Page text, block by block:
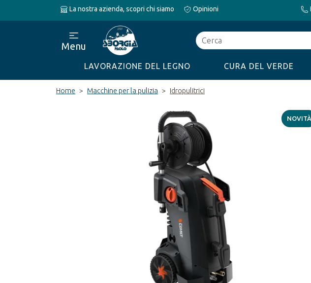
La nostra azienda, scopri chi siamo Opinioni
Cerca
Menu
LAVORAZIONE DEL LEGNO CURA DEL VERDE
Home Macchine per la pulizia Idropulitrici
NOVITÀ